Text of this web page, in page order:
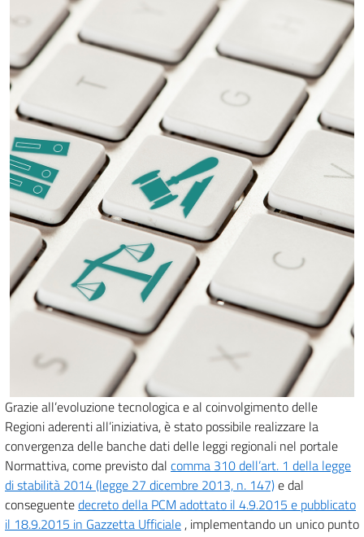
Grazie all’evoluzione tecnologica e al coinvolgimento delle
Regioni aderenti all’iniziativa, è stato possibile realizzare la
convergenza delle banche dati delle leggi regionali nel portale
Normattiva, come previsto dal comma 310 dell’art. 1 della legge
di stabilità 2014 (legge 27 dicembre 2013, n. 147)e dal
conseguentedecreto della PCM adottato il 4.9.2015 e pubblicato
il 18.9.2015 in Gazzetta Ufficiale , implementando un unico punto